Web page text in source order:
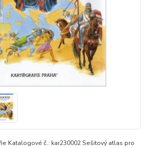
Katalogové č.: kar230002 Sešitový atlas pro